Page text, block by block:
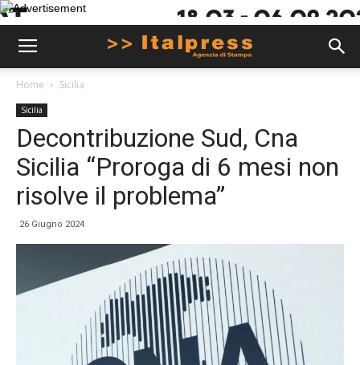
Home Sicilia
Sicilia
Decontribuzione Sud, Cna
Sicilia “Proroga di 6 mesi non
risolve il problema”
26 Giugno 2024